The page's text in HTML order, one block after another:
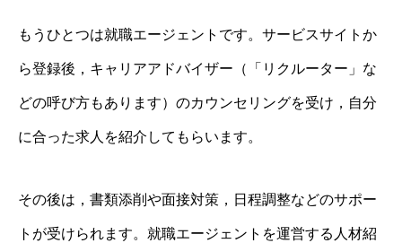
もうひとつは就職エージェントです。サービスサイトか
ら登録後，キャリアアドバイザー（「リクルーター」な
どの呼び方もあります）のカウンセリングを受け，自分
に合った求人を紹介してもらいます。
その後は，書類添削や面接対策，日程調整などのサポー
トが受けられます。就職エージェントを運営する人材紹